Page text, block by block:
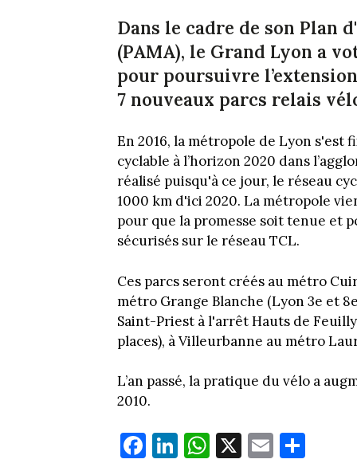
Dans le cadre de son Plan
(PAMA), le Grand Lyon a
pour poursuivre
7 nouveaux parcs relais
En 2016, la métropole de Lyon
cyclable à l’horizon 2020 dans
réalisé puisqu'à ce jour, le réseau
1000 km d'ici 2020. La métropole
pour que la promesse soit tenue et
sécurisés sur le réseau TCL.
Ces parcs seront créés au métro
métro Grange Blanche (Lyon 3e et
Saint-Priest à l'arrêt Hauts de
places), à Villeurbanne au métro
L’an passé, la pratique du vélo a
2010.
Fa Li W X E